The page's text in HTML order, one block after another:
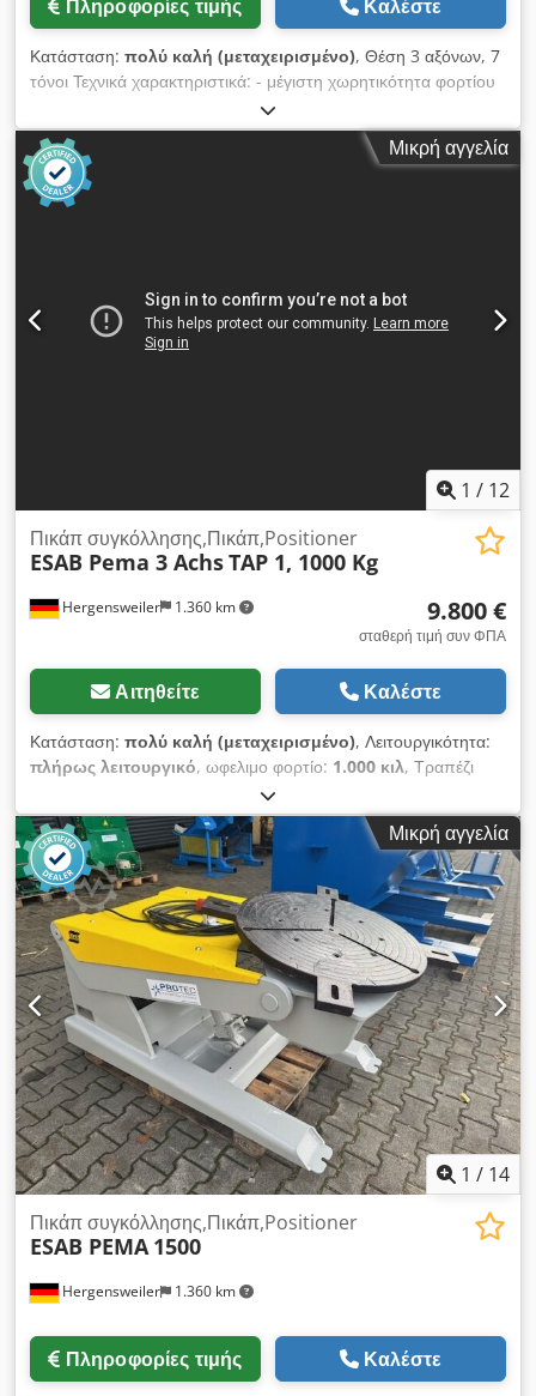
Πληροφορίες τιμής Καλέστε
Κατάσταση: πολύ καλή (μεταχειρισμένο), Θέση 3 αξόνων, 7
τόνοι Τεχνικά χαρακτηριστικά: - μέγιστη χωρητικότητα φορτίου
7000 kg - Διάμετρος πλάκας 1100 mm - Ταχύτητα 0,03 - 1,0
στρ./λεπτό - Ελάχιστο ύψος τραπεζιού σε οριζόντια θέση
ελάχιστο περ. 999 mm, μέγ. 2218 mm - Ελάχιστο ύψος
τραπεζιού σε κεκλιμένη θέση έως το κέντρο περ. 818 mm, μέγ.
1673 mm - Πλάκα περιστρεφόμενη και ανακλινόμενη με μοτέρ -
Aiisf Γωνία κλίσης 135° - Κίνηση 400 V - Ισχύς σύνδεσης 3 x
400 V - Χειριστήριο τηλεχειρισμού για κατεύθυνση
περιστροφής, κλίση και ανύψωση - Διαστάσεις περ. Μ 2620 x
Μικρή αγγελία
1 / 12
Hergensweiler 1.360 km
Πικάπ συγκόλλησης,Πικάπ,Positioner
ESAB Pema 3 AchsTAP 1, 1000 Kg
9.800 €
σταθερή τιμή συν ΦΠΑ
Αιτηθείτε Καλέστε
Κατάσταση: πολύ καλή (μεταχειρισμένο), Λειτουργικότητα:
πλήρως λειτουργικό, ωφελιμο φορτίο: 1.000 κιλ, Τραπέζι
περιστροφής συγκόλλησης 3 αξόνων με υδραυλική ρύθμιση
ύψους, χωρητικότητα 1000 κιλά, τηλεχειριστήριο. Διάμετρος
πλάκας σύσφιξης 900 mm, σε άριστη κατάσταση. Ταχύτητα,
ύψος και κλίση ρυθμίζονται απεριόριστα. Ύψος με κατακόρυφο
δίσκο ελάχιστο 635 mm, με οριζόντιο δίσκο ελάχιστο 800 mm,
με κατακόρυφο δίσκο μέγιστο 1360 mm, με οριζόντιο δίσκο
μέγιστο 1500 mm. Credpfx Aieylihysisf
Μικρή αγγελία
1 / 14
Hergensweiler 1.360 km
Πικάπ συγκόλλησης,Πικάπ,Positioner
ESAB PEMA 1500
Πληροφορίες τιμής Καλέστε